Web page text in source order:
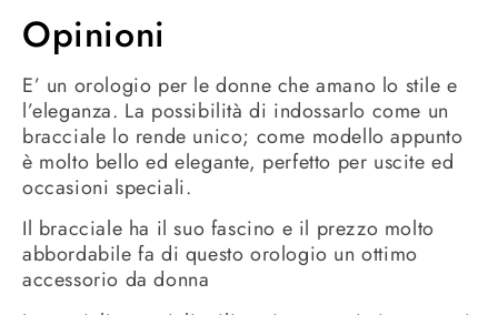
Opinioni
E’ un orologio per le donne che amano lo stile e
l’eleganza. La possibilità di indossarlo come un
bracciale lo rende unico; come modello appunto
è molto bello ed elegante, perfetto per uscite ed
occasioni speciali.
Il bracciale ha il suo fascino e il prezzo molto
abbordabile fa di questo orologio un ottimo
accessorio da donna